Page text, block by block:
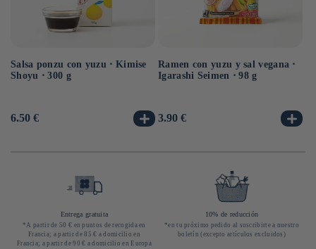
Salsa ponzu con yuzu ⋅ Kimise
Shoyu ⋅ 300 g
Precio
6.50 €
Ramen con yuzu y sal vegana ⋅
Igarashi Seimen ⋅ 98 g
Precio
3.90 €
Entrega gratuita
*A partir de 50 € en puntos de recogida en
Francia; a partir de 85 € a domicilio en
Francia; a partir de 90 € a domicilio en Europa
10% de reducción
*en tu próximo pedido al suscribirte a nuestro
boletín (excepto artículos excluidos)